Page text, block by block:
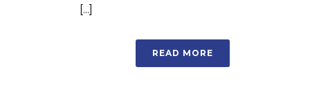
[...]
READ MORE